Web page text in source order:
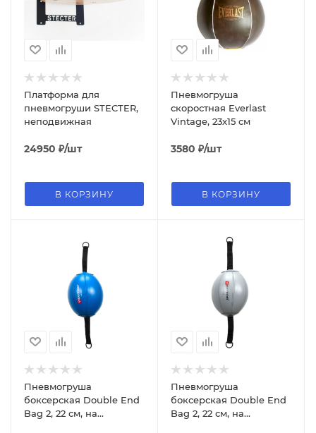
Платформа для
пневмогруши STECTER,
неподвижная
24950 ₽/шт
В КОРЗИНУ
Пневмогруша
скоростная Everlast
Vintage, 23x15 см
3580 ₽/шт
В КОРЗИНУ
Пневмогруша
боксерская Double End
Bag 2, 22 см, на
Пневмогруша
боксерская Double End
Bag 2, 22 см, на